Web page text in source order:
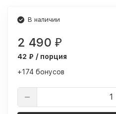
В наличии
2 490 ₽
42 ₽ / порция
+174 бонусов